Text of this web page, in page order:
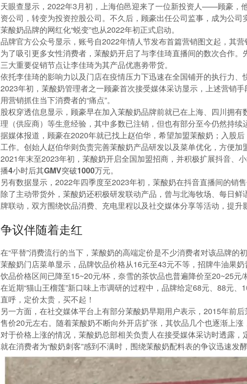
天眼查显示，2022年3月初，上海伯邑迎来了一位新投资人——顾豪，
资公司，转变为投资控股公司。不久后，顾豪出任公司监事，成为公司
茉酸奶品牌的网红化“蜕变”也从2022年初正式启动。
品牌官方公众号显示，账号自2022年情人节发布首篇营销图文起，其
为了吸引更多女性消费者，茉酸奶开启了与李佳琦直播间的数次合作。
三大重要促销节点让李佳琦为其产品优惠劵带货。
依托李佳琦的影响力以及门店在疫情压力下迅速在全国铺开的执行力
2023年初，茉酸奶管理者之一顾豪首次接受媒体采访显示，上述营销
用营销抓住当下消费者的“痛点”。
股权穿透信息显示，顾豪早在加入茉酸奶品牌前就已在上海、四川拥
理（供应商）等生意经验，其中多数已注销，但也有部分至今仍然持续
据媒体报道，顾豪在2020年就已找上赵伯华，希望加盟茉酸奶；入股
工作。创始人赵伯华则负责完善茉酸奶产品研发以及菜单优化，方便加
2021年末至2023年初，茉酸奶开启全国加盟招商，并积极扩展抖音、小
播4小时后其GMV突破1000万元。
另有数据显示，2022年四季度至2023年初，茉酸奶在抖音直播间的销
除了主动带货外，茉酸奶还积极研发联动产品，曾与北海牧场、每日
牌联动，双方围绕饮品消费、充电里程以及社交媒体分享等活动，提升
争议伴随着走红
在“平替”消费流行的当下，茉酸奶的高端定价是不少消费者对该品牌的初
茉酸奶门店菜单显示，品牌饮品价格从16元至43元不等，招牌牛油果
饮品价格区间已降至15~20元/杯，奈雪的茶饮品也普遍降价至20~25元/
在近期“猫山王榴莲”新口味上市调研的过程中，品牌给定68元、88元
直呼，定价太贵，买不起！
另一方面，在社交媒体平台上有部分茉酸奶早期用户表示，2015年前
售价20元左右。随着茉酸奶不断向外开店扩张，其饮品几个也逐渐上涨
对于价格上涨的情况，茉酸奶总部相关负责人在接受媒体采访时透露，
就在消费者为“酸奶刺客”感到不满时，围绕茉酸奶配料表的争议迅速发酵